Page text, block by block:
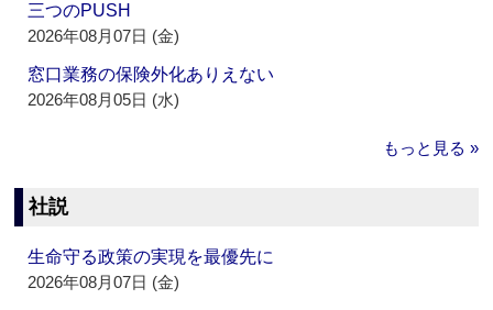
三つのPUSH
2026年08月07日 (金)
窓口業務の保険外化ありえない
2026年08月05日 (水)
もっと見る »
社説
生命守る政策の実現を最優先に
2026年08月07日 (金)